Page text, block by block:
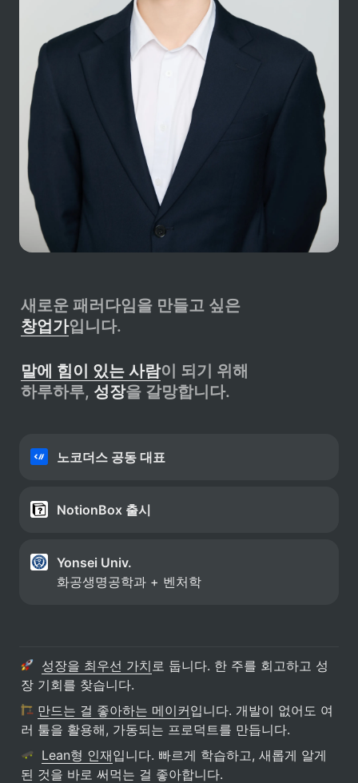
창업가입니다.
말에 힘이 있는 사람이 되기 위해
하루하루, 성장을 갈망합니다.
노코더스 공동 대표
NotionBox 출시
Yonsei Univ.
화공생명공학과 + 벤처학
성장을 최우선 가치 로 둡니다. 한 주를 회고하고 성
장 기회를 찾습니다.
만드는 걸 좋아하는 메이커입니다. 개발이 없어도 여
러 툴을 활용해, 가동되는 프로덕트를 만듭니다.
Lean형 인재입니다. 빠르게 학습하고, 새롭게 알게
된 것을 바로 써먹는 걸 좋아합니다.